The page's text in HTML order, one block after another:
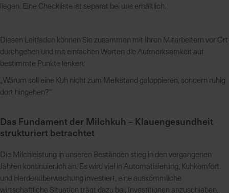
Das Fundament der Milchkuh – Klauengesundheit
strukturiert betrachtet
Die Milchleistung in unseren Beständen stieg in den vergangenen
Jahren kontinuierlich an. Es wird viel in Automatisierung, Kuhkomfort
und Herdenüberwachung investiert, eine auskömmliche
wirtschaftliche Situation trägt dazu bei, Investitionen anzuschieben,
liegen. Eine Checkliste ist separat bei uns erhältlich.
Diesen Leitfaden können Sie zusammen mit Ihren Mitarbeitern vor Ort
durchgehen und mit einfachen Worten die Aufmerksamkeit auf
bestimmte Punkte lenken:
„Warum soll eine Kuh nicht zum Melkstand galoppieren, sondern ruhig
dort hingehen?“